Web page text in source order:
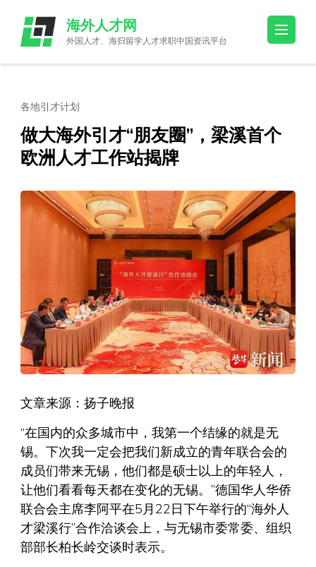
content
(Press
海外人才网
外国人才、海归留学人才求职中国资讯平台
各地引才计划
做大海外引才“朋友圈”，梁溪首个
欧洲人才工作站揭牌
文章来源：扬子晚报
“在国内的众多城市中，我第一个结缘的就是无
锡。下次我一定会把我们新成立的青年联合会的
成员们带来无锡，他们都是硕士以上的年轻人，
让他们看看每天都在变化的无锡。”德国华人华侨
联合会主席李阿平在5月22日下午举行的“海外人
才梁溪行”合作洽谈会上，与无锡市委常委、组织
部部长柏长岭交谈时表示。